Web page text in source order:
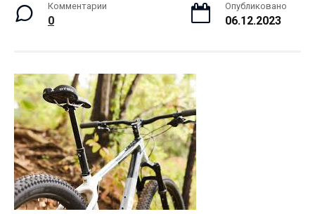
Комментарии
0
Опубликовано
06.12.2023